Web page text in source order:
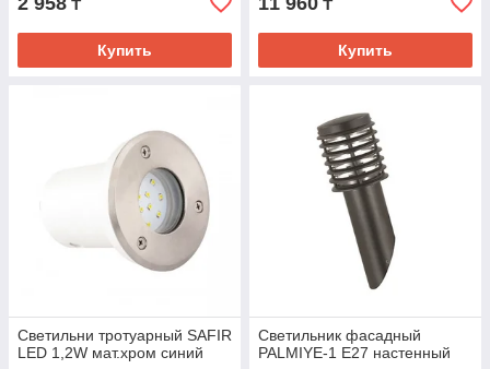
₸
Купить
₸
Купить
Светильни тротуарный SAFIR
LED 1,2W мат.хром синий
Светильник фасадный
PALMIYE-1 Е27 настенный